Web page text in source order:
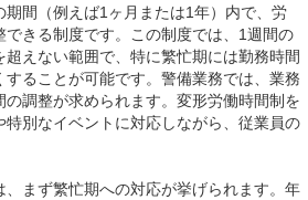
間（例えば1ヶ月または1年）内で、労
きる制度です。この制度では、1週間の
えない範囲で、特に繁忙期には勤務時間
ることが可能です。警備業務では、業務
調整が求められます。変形労働時間制を
別なイベントに対応しながら、従業員の
まず繁忙期への対応が挙げられます。年